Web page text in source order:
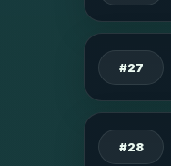
#27
#28